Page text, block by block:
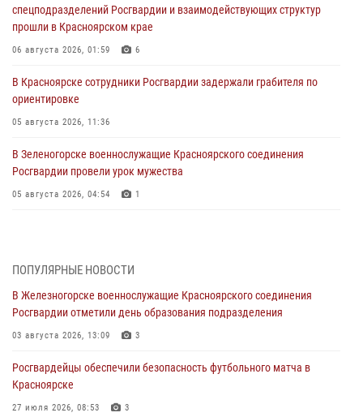
спецподразделений Росгвардии и взаимодействующих структур
прошли в Красноярском крае
06 августа 2026, 01:59 6
В Красноярске сотрудники Росгвардии задержали грабителя по
ориентировке
05 августа 2026, 11:36
В Зеленогорске военнослужащие Красноярского соединения
Росгвардии провели урок мужества
05 августа 2026, 04:54 1
05 августа 2026, 04:52 1
В Красноярске сотрудники вневедомственной охраны Росгвардии
задержали подозреваемого в серии краж из гипермаркета
04 августа 2026, 09:57
Сотрудники Росгвардии обеспечили общественный порядок во
время проведения экстремального заплыва в Дудинке
04 августа 2026, 08:36
ПОПУЛЯРНЫЕ НОВОСТИ
В Железногорске военнослужащие Красноярского соединения
Росгвардии отметили день образования подразделения
03 августа 2026, 13:09 3
Росгвардейцы обеспечили безопасность футбольного матча в
Красноярске
27 июля 2026, 08:53 3